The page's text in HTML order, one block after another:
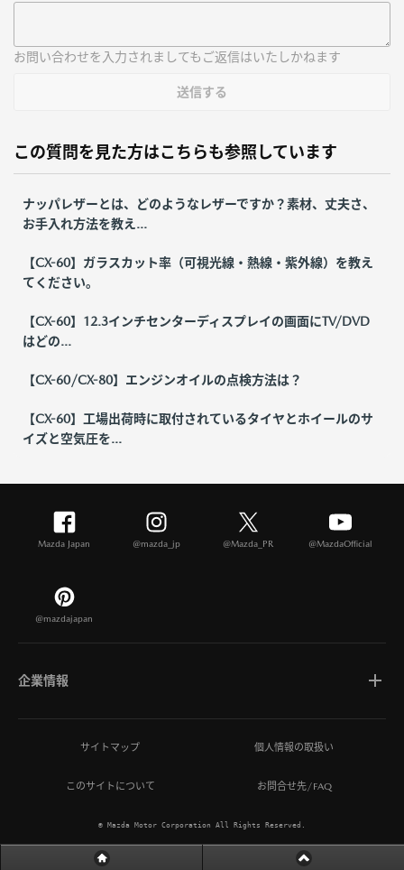
お問い合わせを入力されましてもご返信はいたしかねます
送信する
この質問を見た方はこちらも参照しています
ナッパレザーとは、どのようなレザーですか？素材、丈夫さ、
お手入れ方法を教え...
【CX-60】ガラスカット率（可視光線・熱線・紫外線）を教え
てください。
【CX-60】12.3インチセンターディスプレイの画面にTV/DVD
はどの...
【CX-60/CX-80】エンジンオイルの点検方法は？
【CX-60】工場出荷時に取付されているタイヤとホイールのサ
イズと空気圧を...
Mazda Japan @mazda_jp @Mazda_PR @MazdaOfficial
@mazdajapan
企業情報
マツダについて
ひとを想う価値創造
サイトマップ 個人情報の取扱い
このサイトについて お問合せ先/FAQ
© Mazda Motor Corporation All Rights Reserved.